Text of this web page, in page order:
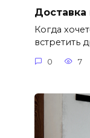
Когда
встретить
0 7